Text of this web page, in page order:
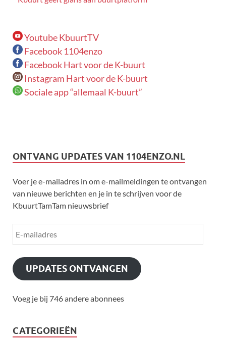
Youtube KbuurtTV
Facebook 1104enzo
Facebook Hart voor de K-buurt
Instagram Hart voor de K-buurt
Sociale app “allemaal K-buurt”
ONTVANG UPDATES VAN 1104ENZO.NL
Voer je e-mailadres in om e-mailmeldingen te ontvangen
van nieuwe berichten en je in te schrijven voor de
KbuurtTamTam nieuwsbrief
UPDATES ONTVANGEN
Voeg je bij 746 andere abonnees
CATEGORIEËN